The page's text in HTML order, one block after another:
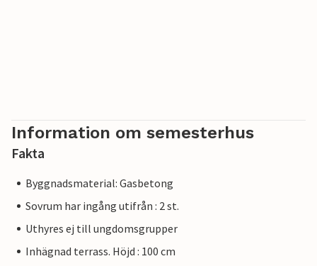
Information om semesterhus
Fakta
Byggnadsmaterial: Gasbetong
Sovrum har ingång utifrån : 2 st.
Uthyres ej till ungdomsgrupper
Inhägnad terrass. Höjd : 100 cm